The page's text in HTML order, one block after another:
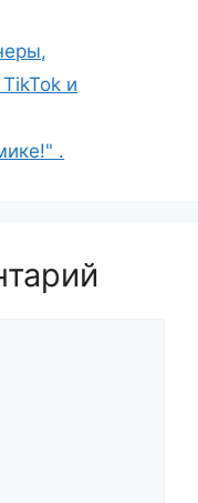
и
.